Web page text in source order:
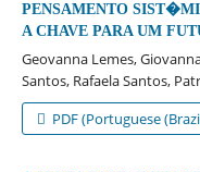
PENSAMENTO
A CHAVE PARA UM
Geovanna Lemes,
Santos, Rafaela Santos,
PDF (Portuguese